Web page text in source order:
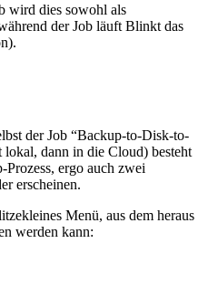
wird dies sowohl als
der Job läuft Blinkt das
der Job “Backup-to-Disk-to-
lokal, dann in die Cloud) besteht
ergo auch zwei
erscheinen.
Menü, aus dem heraus
werden kann: